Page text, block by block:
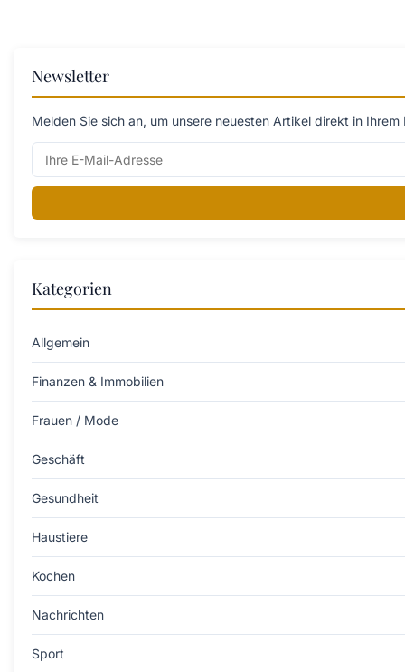
Newsletter
Melden Sie sich an, um unsere neuesten Artikel direkt in
Kategorien
Allgemein
Finanzen & Immobilien
Frauen / Mode
Geschäft
Gesundheit
Haustiere
Kochen
Nachrichten
Sport